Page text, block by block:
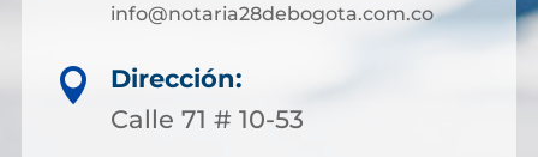
info@notaria28debogota.com.co

Dirección:
Calle 71 # 10-53